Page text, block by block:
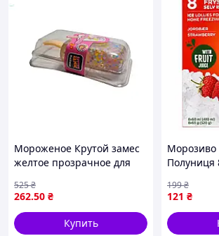
Мороженое Крутой замес
желтое прозрачное для
уникальным вкусом
MONSTERGUM
262.50 ₴
525₴
Купить
Морозиво
Полуниця
121 ₴
199₴